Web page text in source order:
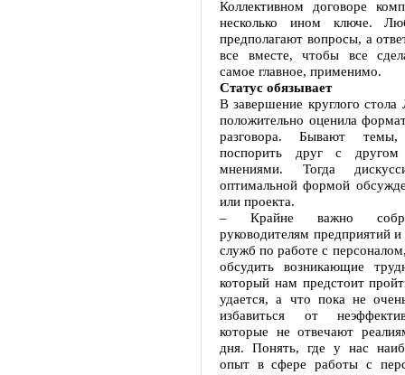
Коллективном договоре
несколько ином ключе.
предполагают вопросы, а
все вместе, чтобы все
самое главное, применимо.
Статус обязывает
В завершение круглого стола
положительно оценила
разговора. Бывают
поспорить друг с другом
мнениями. Тогда
оптимальной формой
или проекта.
– Крайне важно
руководителям предприятий и
служб по работе с
обсудить возникающие
который нам предстоит
удается, а что пока не
избавиться от
которые не отвечают
дня. Понять, где у нас
опыт в сфере работы с